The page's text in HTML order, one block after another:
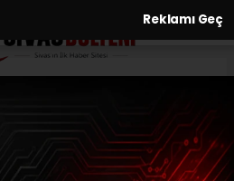
Reklamı Geç
yangılar